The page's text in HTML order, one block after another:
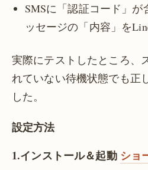
SMSに「認証コード」が
ッセージの「内容」を
実際にテストしたところ、
れていない待機状態でも正
した。
設定方法
1.インストール＆起動 ショ